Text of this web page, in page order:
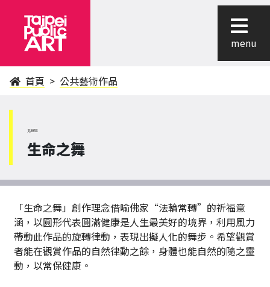
menu
首頁 公共藝術作品
北投區
生命之舞
「生命之舞」創作理念借喻佛家“法輪常轉”的祈福意
涵，以圓形代表圓滿健康是人生最美好的境界，利用風力
帶動此作品的旋轉律動，表現出擬人化的舞步。希望觀賞
者能在觀賞作品的自然律動之餘，身體也能自然的隨之靈
動，以常保健康。